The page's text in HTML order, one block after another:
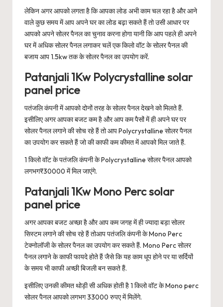
लेकिन अगर आपको लगता है कि आपका लोड अभी काम चल रहा है और आने
वाले कुछ समय में आप अपने घर का लोड बढ़ा सकते हैं तो उसी आधार पर
आपको अपने सोलर पैनल का चुनाव करना होगा यानी कि आप पहले ही अपने
घर में अधिक सोलर पैनल लगाकर चलें एक किलो वॉट के सोलर पैनल की
बजाय आप 1.5kw तक के सोलर पैनल का उपयोग करें.
Patanjali 1Kw Polycrystalline solar
panel price
पतंजलि कंपनी में आपको दोनों तरह के सोलर पैनल देखने को मिलते हैं.
इसीलिए अगर आपका बजट कम है और आप कम पैसों में ही अपने घर पर
सोलर पैनल लगाने की सोच रहे हैं तो आप Polycrystalline सोलर पैनल
का उपयोग कर सकते हैं जो की काफी कम कीमत में आपको मिल जाते हैं.
1 किलो वॉट के पतंजलि कंपनी के Polycrystalline सोलर पैनल आपको
लगभग₹30000 में मिल जाएंगे.
Patanjali 1Kw Mono Perc solar
panel price
अगर आपका बजट अच्छा है और आप कम जगह में ही ज्यादा बड़ा सोलर
सिस्टम लगाने की सोच रहे हैं तोआप पतंजलि कंपनी के Mono Perc
टेक्नोलॉजी के सोलर पैनल का उपयोग कर सकते हैं. Mono Perc सोलर
पैनल लगाने के काफी फायदे होते हैं जैसे कि यह काम धूप होने पर या सर्दियों
के समय भी काफी अच्छी बिजली बन सकते हैं.
इसीलिए उनकी कीमत थोड़ी सी अधिक होती है 1 किलो वॉट के Mono perc
सोलर पैनल आपको लगभग 33000 रुपए में मिलेंगे.